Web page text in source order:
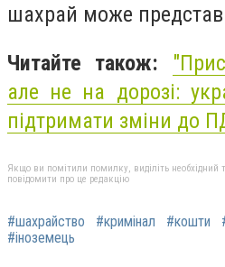
шахрай може
Читайте також:
але не на дорозі:
підтримати зміни до
Якщо ви помітили помилку, виділіть необхідний
повідомити про це редакцію
#шахрайство #кримінал #кошти
#іноземець